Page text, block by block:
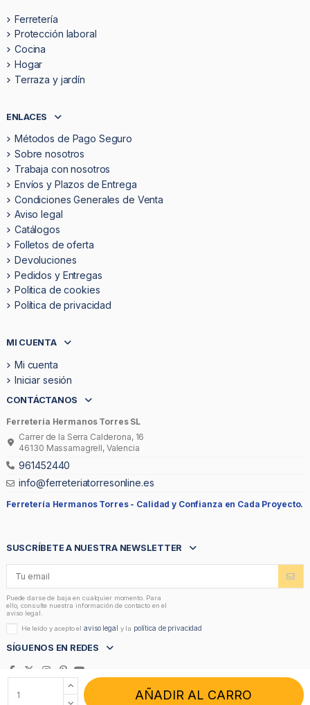
AÑADIR AL CARRO
Ferretería
Protección laboral
Cocina
Hogar
Terraza y jardín
ENLACES
Métodos de Pago Seguro
Sobre nosotros
Trabaja con nosotros
Envíos y Plazos de Entrega
Condiciones Generales de Venta
Aviso legal
Catálogos
Folletos de oferta
Devoluciones
Pedidos y Entregas
Politica de cookies
Política de privacidad
MI CUENTA
Mi cuenta
Iniciar sesión
CONTÁCTANOS
Ferretería Hermanos Torres SL
Carrer de la Serra Calderona, 16
46130 Massamagrell, Valencia
961452440
info@ferreteriatorresonline.es
Ferretería Hermanos Torres - Calidad y Confianza en Cada Proyecto.
SUSCRÍBETE A NUESTRA NEWSLETTER
Puede darse de baja en cualquier momento. Para
ello, consulte nuestra información de contacto en el
aviso legal.
He leído y acepto elaviso legal y la política de privacidad
SÍGUENOS EN REDES